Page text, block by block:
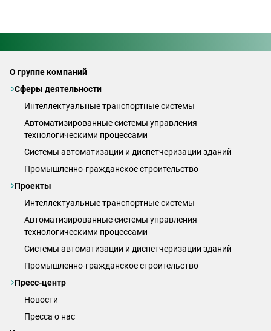
О группе компаний
Сферы деятельности
Интеллектуальные транспортные системы
Автоматизированные системы управления
технологическими процессами
Системы автоматизации и диспетчеризации зданий
Промышленно-гражданское строительство
Проекты
Интеллектуальные транспортные системы
Автоматизированные системы управления
технологическими процессами
Системы автоматизации и диспетчеризации зданий
Промышленно-гражданское строительство
Пресс-центр
Новости
Пресса о нас